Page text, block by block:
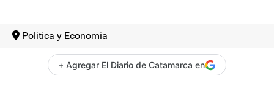
Politica y Economia
+ Agregar El Diario de Catamarca en